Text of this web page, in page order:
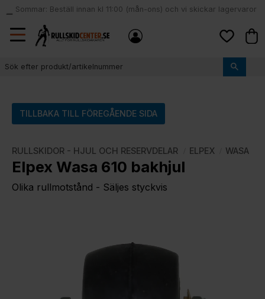
Meny
local_shipping
Sommar: Beställ innan kl 11:00 (mån-ons) och vi skickar lagervaror
samma dag
TILLBAKA TILL FÖREGÅENDE SIDA
RULLSKIDOR - HJUL OCH RESERVDELAR ELPEX WASA
Elpex Wasa 610 bakhjul
Olika rullmotstånd - Säljes styckvis